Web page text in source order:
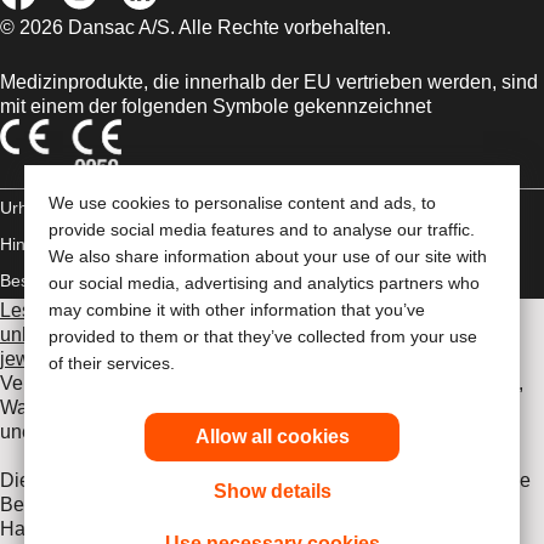
We use cookies to personalise content and ads, to
provide social media features and to analyse our traffic.
We also share information about your use of our site with
our social media, advertising and analytics partners who
may combine it with other information that you’ve
provided to them or that they’ve collected from your use
of their services.
Allow all cookies
Show details
© 2026 Dansac A/S. Alle Rechte vorbehalten.
Medizinprodukte, die innerhalb der EU vertrieben werden, sind
mit einem der folgenden Symbole gekennzeichnet
Urheberrechts-
Hinweis/Nutzungsbedingungen
Datenschutz-
Bestimmungen Umgang mit Cookies
Lesen Sie vor der Verwendung der angeführten Produkte
unbedingt die gesamte Gebrauchsanweisung, die dem
jeweiligen Produkt beiliegt
Verwendungszweck, eine Beschreibung, Kontraindikationen,
Warnhinweise, Vorsichtsmaßnahmen, Angaben zu
unerwünschten Ereignissen und die Gebrauchsanweisung.
Die hier enthaltenen Informationen stellen keine medizinische
Beratung dar und ersetzen nicht die Beratung durch Ihren
Hausarzt oder andere Gesundheitsfachkräfte. Diese